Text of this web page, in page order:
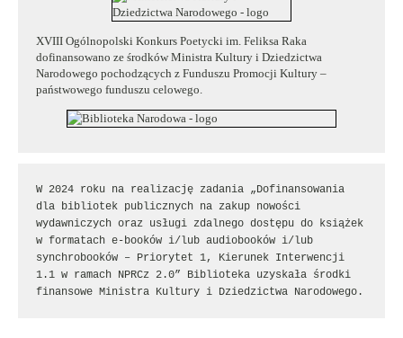
XVIII Ogólnopolski Konkurs Poetycki im. Feliksa Raka
dofinansowano ze środków Ministra Kultury i Dziedzictwa
Narodowego pochodzących z Funduszu Promocji Kultury –
państwowego funduszu celowego.
W 2024 roku na realizację zadania „Dofinansowania
dla bibliotek publicznych na zakup nowości
wydawniczych oraz usługi zdalnego dostępu do książek
w formatach e-booków i/lub audiobooków i/lub
synchrobooków – Priorytet 1, Kierunek Interwencji
1.1 w ramach NPRCz 2.0” Biblioteka uzyskała środki
finansowe Ministra Kultury i Dziedzictwa Narodowego.